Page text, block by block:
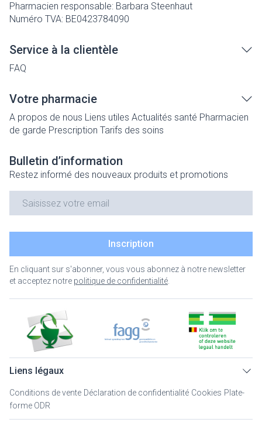
Pharmacien responsable: Barbara Steenhaut
Numéro TVA: BE0423784090
Service à la clientèle
FAQ
Votre pharmacie
A propos de nous Liens utiles Actualités santé Pharmacien
de garde Prescription Tarifs des soins
Bulletin d’information
Restez informé des nouveaux produits et promotions
Inscription
En cliquant sur s'abonner, vous vous abonnez à notre newsletter
et acceptez notre politique de confidentialité
Liens légaux
Conditions de vente Déclaration de confidentialité Cookies Plate-
forme ODR